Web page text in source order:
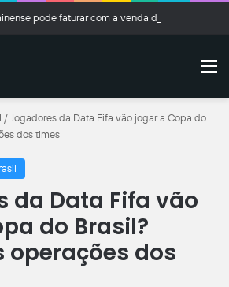
/ Jogadores da Data Fifa vão jogar a Copa do
dos times
da Data Fifa vão
do Brasil?
operações dos